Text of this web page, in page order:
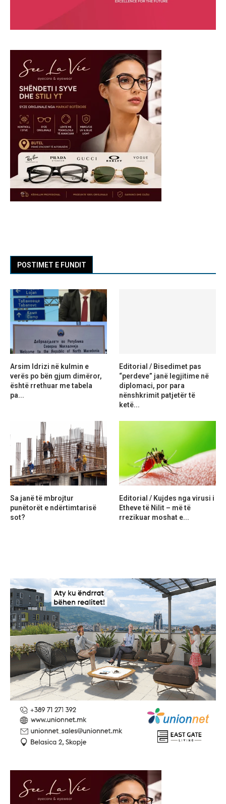
POSTIMET E FUNDIT
Arsim Idrizi në kulmin e
verës po bën gjum dimëror,
është rrethuar me tabela
pa...
Editorial / Bisedimet pas
“perdeve” janë legjitime në
diplomaci, por para
nënshkrimit patjetër të
ketë...
Sa janë të mbrojtur
punëtorët e ndërtimtarisë
sot?
Editorial / Kujdes nga virusi i
Etheve të Nilit – më të
rrezikuar moshat e...